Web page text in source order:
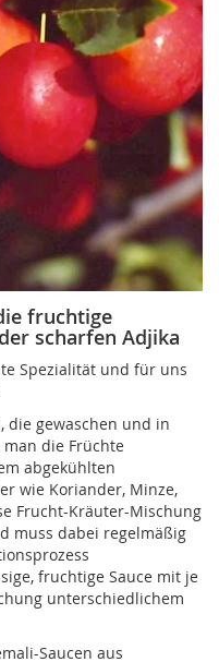
fruchtige
scharfen Adjika
Spezialität und für uns
die gewaschen und in
die Früchte
abgekühlten
wie Koriander, Minze,
Frucht-Kräuter-Mischung
muss dabei regelmäßig
fruchtige Sauce mit je
unterschiedlichem
Saucen aus